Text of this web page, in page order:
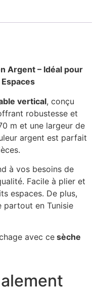
Argent – Idéal pour
vertical, conçu
robustesse et
m et une largeur de
argent est parfait
à vos besoins de
Facile à plier et
espaces. De plus,
partout en Tunisie
avec ce sèche